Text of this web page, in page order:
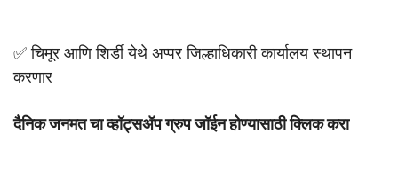
✅ चिमूर आणि शिर्डी येथे अप्पर जिल्हाधिकारी कार्यालय स्थापन
करणार
दैनिक जनमत चा व्हॉट्सॲप ग्रुप जॉईन होण्यासाठी क्लिक करा